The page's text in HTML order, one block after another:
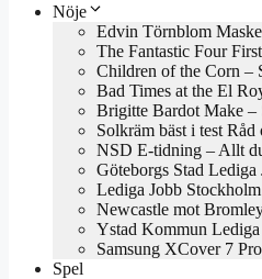
Nöje
Edvin Törnblom
The Fantastic Four
Children of the Corn –
Bad Times at the El
Brigitte Bardot Make –
Solkräm bäst i test
NSD E-tidning – Allt
Göteborgs Stad
Lediga Jobb
Newcastle mot
Ystad Kommun
Samsung XCover 7
Spel